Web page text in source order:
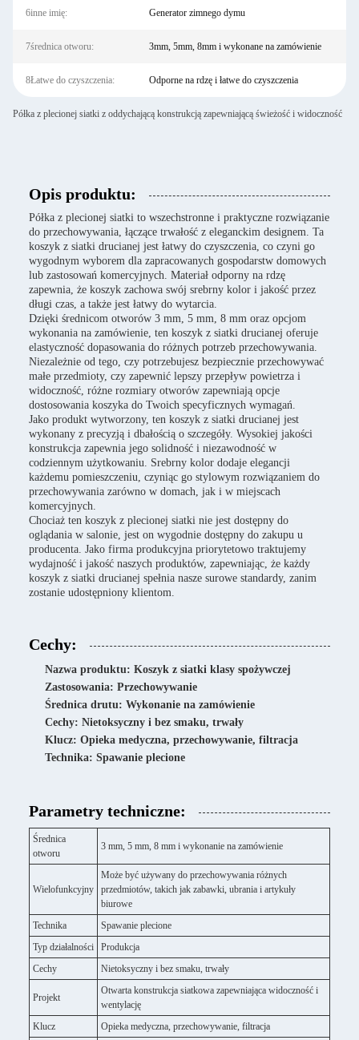
6inne imię: Generator zimnego dymu
7średnica otworu: 3mm, 5mm, 8mm i wykonane na zamówienie
8Łatwe do czyszczenia: Odporne na rdzę i łatwe do czyszczenia
Półka z plecionej siatki z oddychającą konstrukcją zapewniającą świeżość i widoczność
Opis produktu:
Półka z plecionej siatki to wszechstronne i praktyczne rozwiązanie
do przechowywania, łączące trwałość z eleganckim designem. Ta
koszyk z siatki drucianej jest łatwy do czyszczenia, co czyni go
wygodnym wyborem dla zapracowanych gospodarstw domowych
lub zastosowań komercyjnych. Materiał odporny na rdzę
zapewnia, że koszyk zachowa swój srebrny kolor i jakość przez
długi czas, a także jest łatwy do wytarcia.
Dzięki średnicom otworów 3 mm, 5 mm, 8 mm oraz opcjom
wykonania na zamówienie, ten koszyk z siatki drucianej oferuje
elastyczność dopasowania do różnych potrzeb przechowywania.
Niezależnie od tego, czy potrzebujesz bezpiecznie przechowywać
małe przedmioty, czy zapewnić lepszy przepływ powietrza i
widoczność, różne rozmiary otworów zapewniają opcje
dostosowania koszyka do Twoich specyficznych wymagań.
Jako produkt wytworzony, ten koszyk z siatki drucianej jest
wykonany z precyzją i dbałością o szczegóły. Wysokiej jakości
konstrukcja zapewnia jego solidność i niezawodność w
codziennym użytkowaniu. Srebrny kolor dodaje elegancji
każdemu pomieszczeniu, czyniąc go stylowym rozwiązaniem do
przechowywania zarówno w domach, jak i w miejscach
komercyjnych.
Chociaż ten koszyk z plecionej siatki nie jest dostępny do
oglądania w salonie, jest on wygodnie dostępny do zakupu u
producenta. Jako firma produkcyjna priorytetowo traktujemy
wydajność i jakość naszych produktów, zapewniając, że każdy
koszyk z siatki drucianej spełnia nasze surowe standardy, zanim
zostanie udostępniony klientom.
Cechy:
Nazwa produktu: Koszyk z siatki klasy spożywczej
Zastosowania: Przechowywanie
Średnica drutu: Wykonanie na zamówienie
Cechy: Nietoksyczny i bez smaku, trwały
Klucz: Opieka medyczna, przechowywanie, filtracja
Technika: Spawanie plecione
Parametry techniczne:
Średnica
otworu
3 mm, 5 mm, 8 mm i wykonanie na zamówienie
Wielofunkcyjny
Może być używany do przechowywania różnych
przedmiotów, takich jak zabawki, ubrania i artykuły
biurowe
Technika
Spawanie plecione
Typ działalności
Produkcja
Cechy
Nietoksyczny i bez smaku, trwały
Projekt
Otwarta konstrukcja siatkowa zapewniająca widoczność i
wentylację
Klucz
Opieka medyczna, przechowywanie, filtracja